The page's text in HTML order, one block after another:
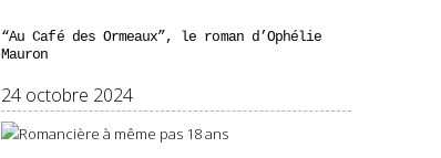
“Au Café des Ormeaux”, le roman d’Ophélie
Mauron
24 octobre 2024